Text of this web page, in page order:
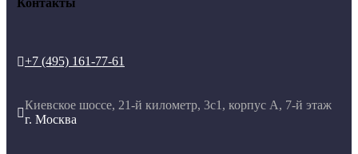
Контакты
+7 (495) 161-77-61

Киевское шоссе, 21-й километр, 3с1, корпус А, 7-й этаж
г. Москва